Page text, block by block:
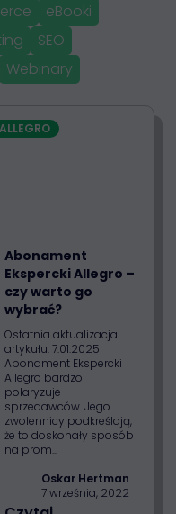
eBooki
SEO
Webinary
Abonament
Ekspercki Allegro –
czy warto go
wybrać?
ALLEGRO
Ostatnia aktualizacja
artykułu: 7.01.2025
Abonament Ekspercki
Allegro bardzo
polaryzuje
sprzedawców. Jego
zwolennicy podkreślają,
że to doskonały sposób
na prom...
Oskar Hertman
7 września, 2022